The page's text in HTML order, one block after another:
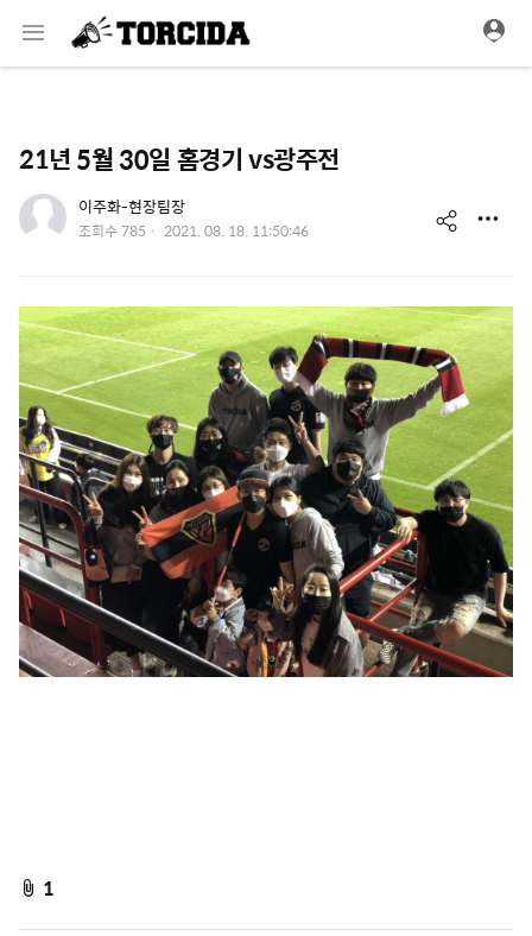
메
21년 5월 30일 홈경기 vs광주전
유저 이미지이주화-현장팀장
조회수 785
작
2021. 08. 18. 11:50:46
s
a
r
e
f1